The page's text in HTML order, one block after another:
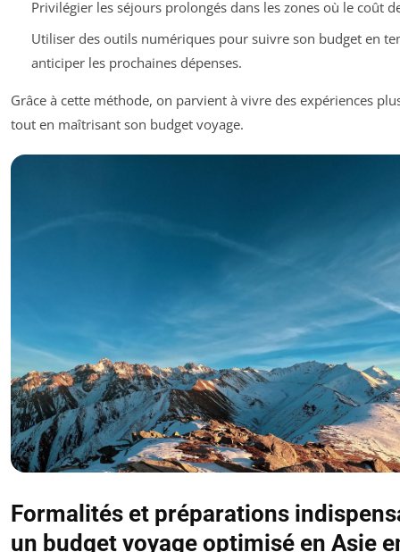
Privilégier les séjours prolongés dans les zones où le coût
Utiliser des outils numériques pour suivre son budget en
anticiper les prochaines dépenses.
Grâce à cette méthode, on parvient à vivre des expériences
tout en maîtrisant son budget voyage.
Formalités et préparations
un budget voyage optimisé en Asie